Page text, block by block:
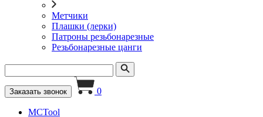
Метчики
Плашки (лерки)
Патроны резьбонарезные
Резьбонарезные цанги
Заказать звонок 0
MCTool